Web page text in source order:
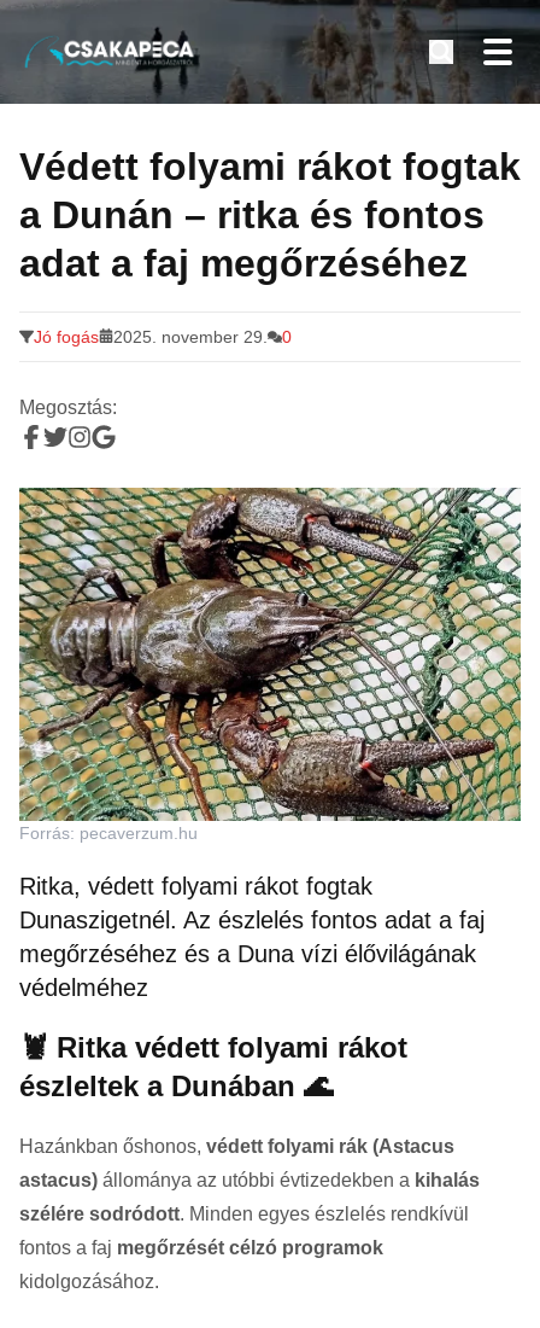
tartalomra
Minden a horgászatról
Védett folyami rákot fogtak
a Dunán – ritka és fontos
adat a faj megőrzéséhez
Jó fogás 2025. november 29. 0
Megosztás:
Forrás: pecaverzum.hu
Ritka, védett folyami rákot fogtak
Dunaszigetnél. Az észlelés fontos adat a faj
megőrzéséhez és a Duna vízi élővilágának
védelméhez
🦞 Ritka védett folyami rákot
észleltek a Dunában 🌊
Hazánkban őshonos, védett folyami rák (Astacus
astacus) állománya az utóbbi évtizedekben a kihalás
szélére sodródott. Minden egyes észlelés rendkívül
fontos a faj megőrzését célzó programok
kidolgozásához.